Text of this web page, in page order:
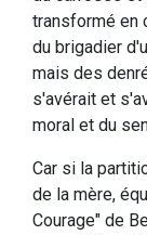
transformé en
du brigadier
mais des
s'avérait et
moral et du
Car si la
de la mère,
Courage" de